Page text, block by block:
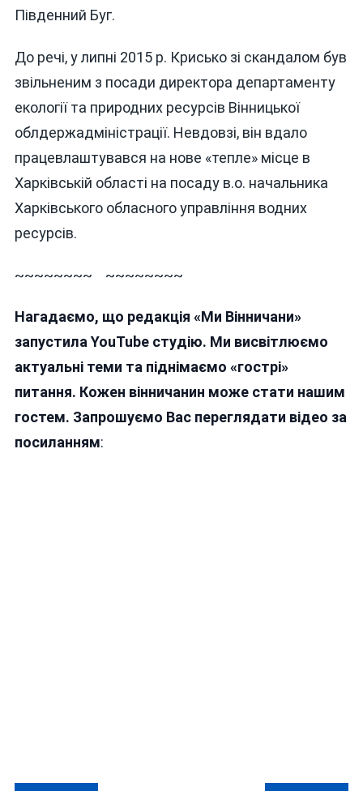
Південний Буг.
До речі, у липні 2015 р. Крисько зі скандалом був
звільненим з посади директора департаменту
екології та природних ресурсів Вінницької
облдержадміністрації. Невдовзі, він вдало
працевлаштувався на нове «тепле» місце в
Харківській області на посаду в.о. начальника
Харківського обласного управління водних
ресурсів.
~~~~~~~~ ~~~~~~~~
Нагадаємо, що редакція «Ми Вінничани»
запустила YouTube студію. Ми висвітлюємо
актуальні теми та піднімаємо «гострі»
питання. Кожен вінничанин може стати нашим
гостем. Запрошуємо Вас переглядати відео за
посиланням: